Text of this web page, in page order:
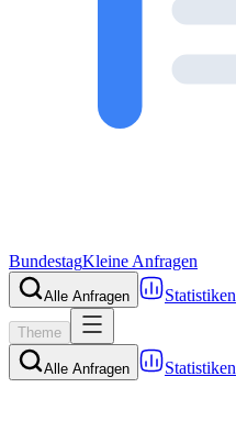
BundestagKleine Anfragen
Alle Anfragen Statistiken
Theme
Alle Anfragen Statistiken